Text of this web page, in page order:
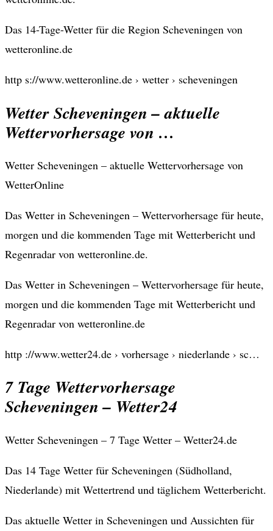
Das 14-Tage-Wetter für die Region Scheveningen von
wetteronline.de
http s://www.wetteronline.de › wetter › scheveningen
Wetter Scheveningen – aktuelle
Wettervorhersage von …
Wetter Scheveningen – aktuelle Wettervorhersage von
WetterOnline
Das Wetter in Scheveningen – Wettervorhersage für heute,
morgen und die kommenden Tage mit Wetterbericht und
Regenradar von wetteronline.de.
Das Wetter in Scheveningen – Wettervorhersage für heute,
morgen und die kommenden Tage mit Wetterbericht und
Regenradar von wetteronline.de
http ://www.wetter24.de › vorhersage › niederlande › sc…
7 Tage Wettervorhersage
Scheveningen – Wetter24
Wetter Scheveningen – 7 Tage Wetter – Wetter24.de
Das 14 Tage Wetter für Scheveningen (Südholland,
Niederlande) mit Wettertrend und täglichem Wetterbericht.
Das aktuelle Wetter in Scheveningen und Aussichten für